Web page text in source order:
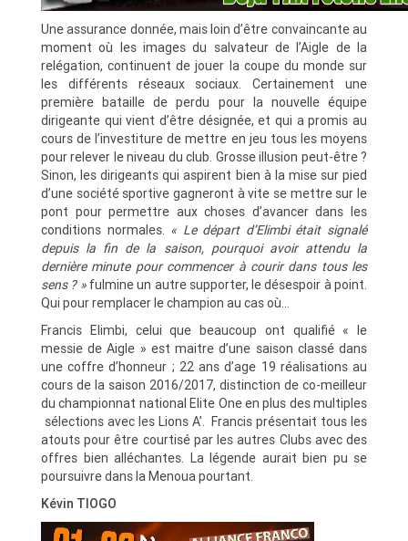
Une assurance donnée, mais loin d’être convaincante au
moment où les images du salvateur de l’Aigle de la
relégation, continuent de jouer la coupe du monde sur
les différents réseaux sociaux. Certainement une
première bataille de perdu pour la nouvelle équipe
dirigeante qui vient d’être désignée, et qui a promis au
cours de l’investiture de mettre en jeu tous les moyens
pour relever le niveau du club. Grosse illusion peut-être ?
Sinon, les dirigeants qui aspirent bien à la mise sur pied
d’une société sportive gagneront à vite se mettre sur le
pont pour permettre aux choses d’avancer dans les
conditions normales. « Le départ d’Elimbi était signalé
depuis la fin de la saison, pourquoi avoir attendu la
dernière minute pour commencer à courir dans tous les
sens ? » fulmine un autre supporter, le désespoir à point.
Qui pour remplacer le champion au cas où…
Francis Elimbi, celui que beaucoup ont qualifié « le
messie de Aigle » est maitre d’une saison classé dans
une coffre d’honneur ; 22 ans d’age 19 réalisations au
cours de la saison 2016/2017, distinction de co-meilleur
du championnat national Elite One en plus des multiples
sélections avec les Lions A’. Francis présentait tous les
atouts pour être courtisé par les autres Clubs avec des
offres bien alléchantes. La légende aurait bien pu se
poursuivre dans la Menoua pourtant.
Kévin TIOGO